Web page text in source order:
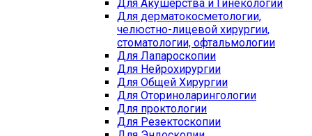
Для Акушерства и Гинекологии
Для дерматокосметологии,
челюстно-лицевой хирургии,
стоматологии, офтальмологии
Для Лапароскопии
Для Нейрохирургии
Для Общей Хирургии
Для Оториноларингологии
Для проктологии
Для Резектоскопии